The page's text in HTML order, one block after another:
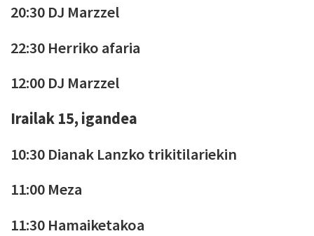
20:30 DJ Marzzel
22:30 Herriko afaria
12:00 DJ Marzzel
Irailak 15, igandea
10:30 Dianak Lanzko trikitilariekin
11:00 Meza
11:30 Hamaiketakoa